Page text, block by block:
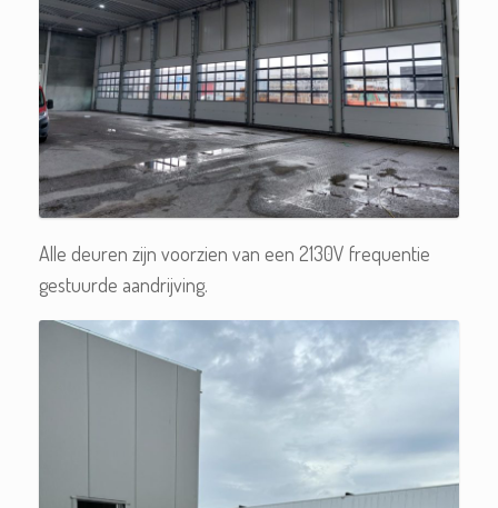
Alle deuren zijn voorzien van een 2130V frequentie
gestuurde aandrijving.